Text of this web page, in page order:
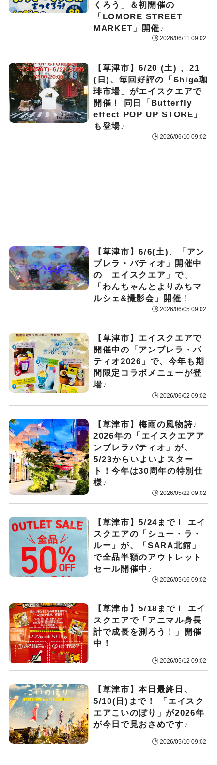
くろう」＆初開催の
「LOMORE STREET
MARKET」開催♪
2026/06/11 09:02
【草津市】6/20 (土) 、21
(日)、毎回好評の「Shiga珈
琲市場」がエイスクエアで
開催！ 同日「Butterfly
effect POP UP STORE」
も登場♪
2026/06/10 09:02
【草津市】6/6(土)、「アン
ブレラ・パティオ」開催中
の「エイスクエア」で、
「わんちゃんとよりみちマ
ルシェ&撮影会」開催！
2026/06/05 09:02
【草津市】エイスクエアで
開催中の「アンブレラ・パ
ティオ2026」で、今年も期
間限定コラボメニューが登
場♪
2026/06/02 09:02
【草津市】梅雨の風物詩♪
2026年の「エイスクエアア
ンブレラパティオ」が、
5/23からいよいよスター
ト！今年は30周年の特別仕
様♪
2026/05/22 09:02
【草津市】5/24まで！ エイ
スクエアの「シュー・ラ・
ルー」が、「SARA北館」
で全品半額のアウトレット
セール開催中♪
2026/05/16 09:02
【草津市】5/18まで！ エイ
スクエアで「アニマル身長
計で成長を測ろう！」開催
中！
2026/05/12 09:02
【草津市】本日最終日、
5/10(日)まで！ 「エイスク
エアこいのぼり」が2026年
が今日で見おさめです♪
2026/05/10 09:02